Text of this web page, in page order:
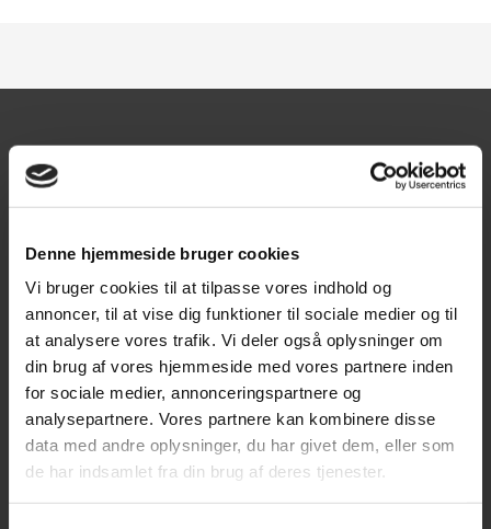
Denne hjemmeside bruger cookies
Vi bruger cookies til at tilpasse vores indhold og
annoncer, til at vise dig funktioner til sociale medier og til
at analysere vores trafik. Vi deler også oplysninger om
din brug af vores hjemmeside med vores partnere inden
for sociale medier, annonceringspartnere og
analysepartnere. Vores partnere kan kombinere disse
data med andre oplysninger, du har givet dem, eller som
de har indsamlet fra din brug af deres tjenester.
Kontakt
Texas A/S
Knullen 22
5260 Odense S
CVR: DK66212319
Kundeservice
Tlf: 63 95 55 55
Mandag - torsdag 09:00 - 15:00